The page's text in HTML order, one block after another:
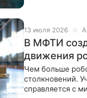
13 июля 2026
В МФТИ
движения
Чем больше
столкновений.
справляется с